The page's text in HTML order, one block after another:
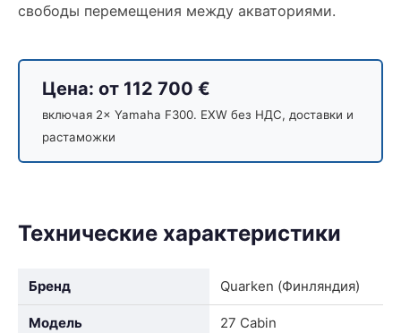
свободы перемещения между акваториями.
Цена: от 112 700 €
включая 2× Yamaha F300. EXW без НДС, доставки и
растаможки
Технические характеристики
Бренд Quarken (Финляндия)
Модель 27 Cabin